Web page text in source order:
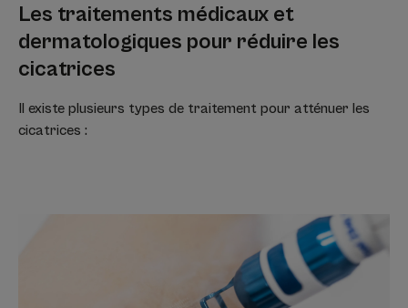
Les traitements médicaux et
dermatologiques pour réduire les
cicatrices
Il existe plusieurs types de traitement pour atténuer les
cicatrices :